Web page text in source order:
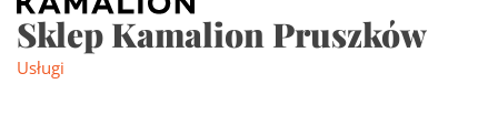
Search: Szukaj
Promocje
Sklep Kamalion Pruszków
Usługi